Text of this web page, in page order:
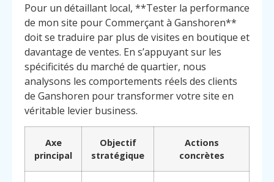
Appelez
Pour un détaillant local, **Tester la performance
de mon site pour Commerçant à Ganshoren**
doit se traduire par plus de visites en boutique et
davantage de ventes. En s’appuyant sur les
spécificités du marché de quartier, nous
analysons les comportements réels des clients
de Ganshoren pour transformer votre site en
véritable levier business.
Axe
principal
Objectif
stratégique
Actions
concrètes